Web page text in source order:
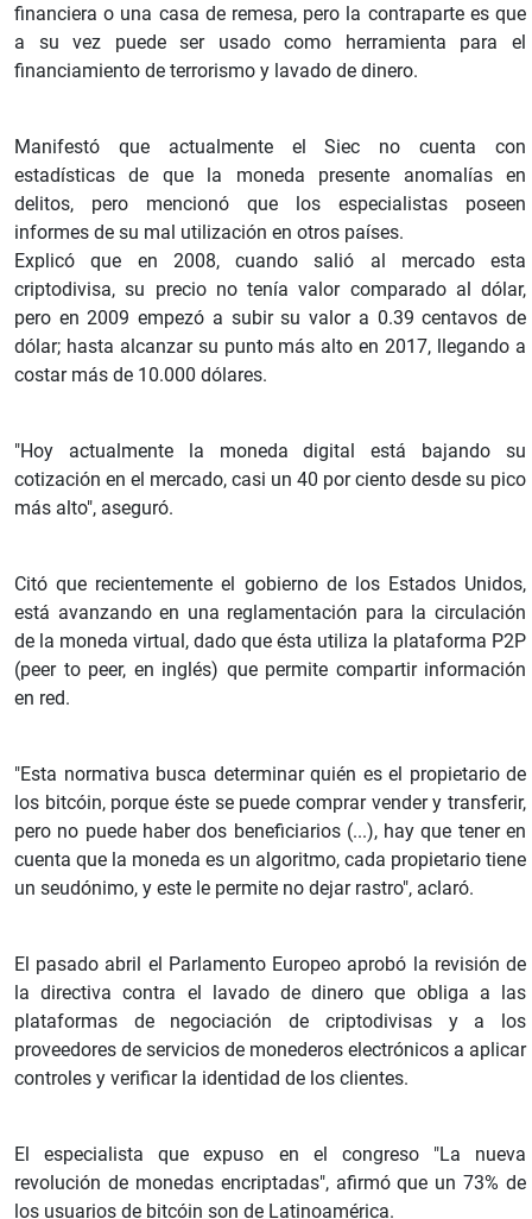
financiera o una casa de remesa, pero la contraparte es que
a su vez puede ser usado como herramienta para el
financiamiento de terrorismo y lavado de dinero.
Manifestó que actualmente el Siec no cuenta con
estadísticas de que la moneda presente anomalías en
delitos, pero mencionó que los especialistas poseen
informes de su mal utilización en otros países.
Explicó que en 2008, cuando salió al mercado esta
criptodivisa, su precio no tenía valor comparado al dólar,
pero en 2009 empezó a subir su valor a 0.39 centavos de
dólar; hasta alcanzar su punto más alto en 2017, llegando a
costar más de 10.000 dólares.
"Hoy actualmente la moneda digital está bajando su
cotización en el mercado, casi un 40 por ciento desde su pico
más alto", aseguró.
Citó que recientemente el gobierno de los Estados Unidos,
está avanzando en una reglamentación para la circulación
de la moneda virtual, dado que ésta utiliza la plataforma P2P
(peer to peer, en inglés) que permite compartir información
en red.
"Esta normativa busca determinar quién es el propietario de
los bitcóin, porque éste se puede comprar vender y transferir,
pero no puede haber dos beneficiarios (...), hay que tener en
cuenta que la moneda es un algoritmo, cada propietario tiene
un seudónimo, y este le permite no dejar rastro", aclaró.
El pasado abril el Parlamento Europeo aprobó la revisión de
la directiva contra el lavado de dinero que obliga a las
plataformas de negociación de criptodivisas y a los
proveedores de servicios de monederos electrónicos a aplicar
controles y verificar la identidad de los clientes.
El especialista que expuso en el congreso "La nueva
revolución de monedas encriptadas", afirmó que un 73% de
los usuarios de bitcóin son de Latinoamérica.